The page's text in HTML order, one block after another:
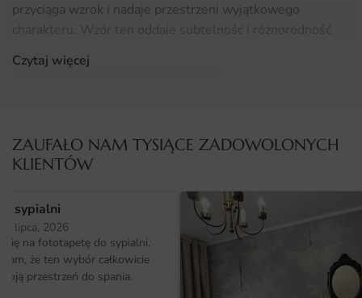
przyciąga wzrok i nadaje przestrzeni wyjątkowego
charakteru. Wzór ten oddaje subtelność i różnorodność
przynosi nowe doznania estetyczne.
Fototapeta Kamienne Geometryczne Sześciokąty
doskonale sprawdzi się w wielu aranżacjach wnętrz.
Idealnie pasuje do nowoczesnych biur, gdzie może stać się
eleganckim tłem dla spotkań biznesowych. Jej unikalny
design sprawia, że będzie również efektownym dodatkiem
do gabinetów lekarskich, hoteli, jadalni oraz sypialni.
Dzięki swojej uniwersalności, fototapeta ta może być
zastosowana w różnych pomieszczeniach, wprowadzając
Czytaj więcej
ZAUFAŁO NAM TYSIĄCE ZADOWOLONYCH
KLIENTÓW
sypialni
lipca, 2026
się na fototapetę do sypialni.
że ten wybór całkowicie
przestrzeń do spania.